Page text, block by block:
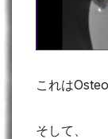
これは
そして、